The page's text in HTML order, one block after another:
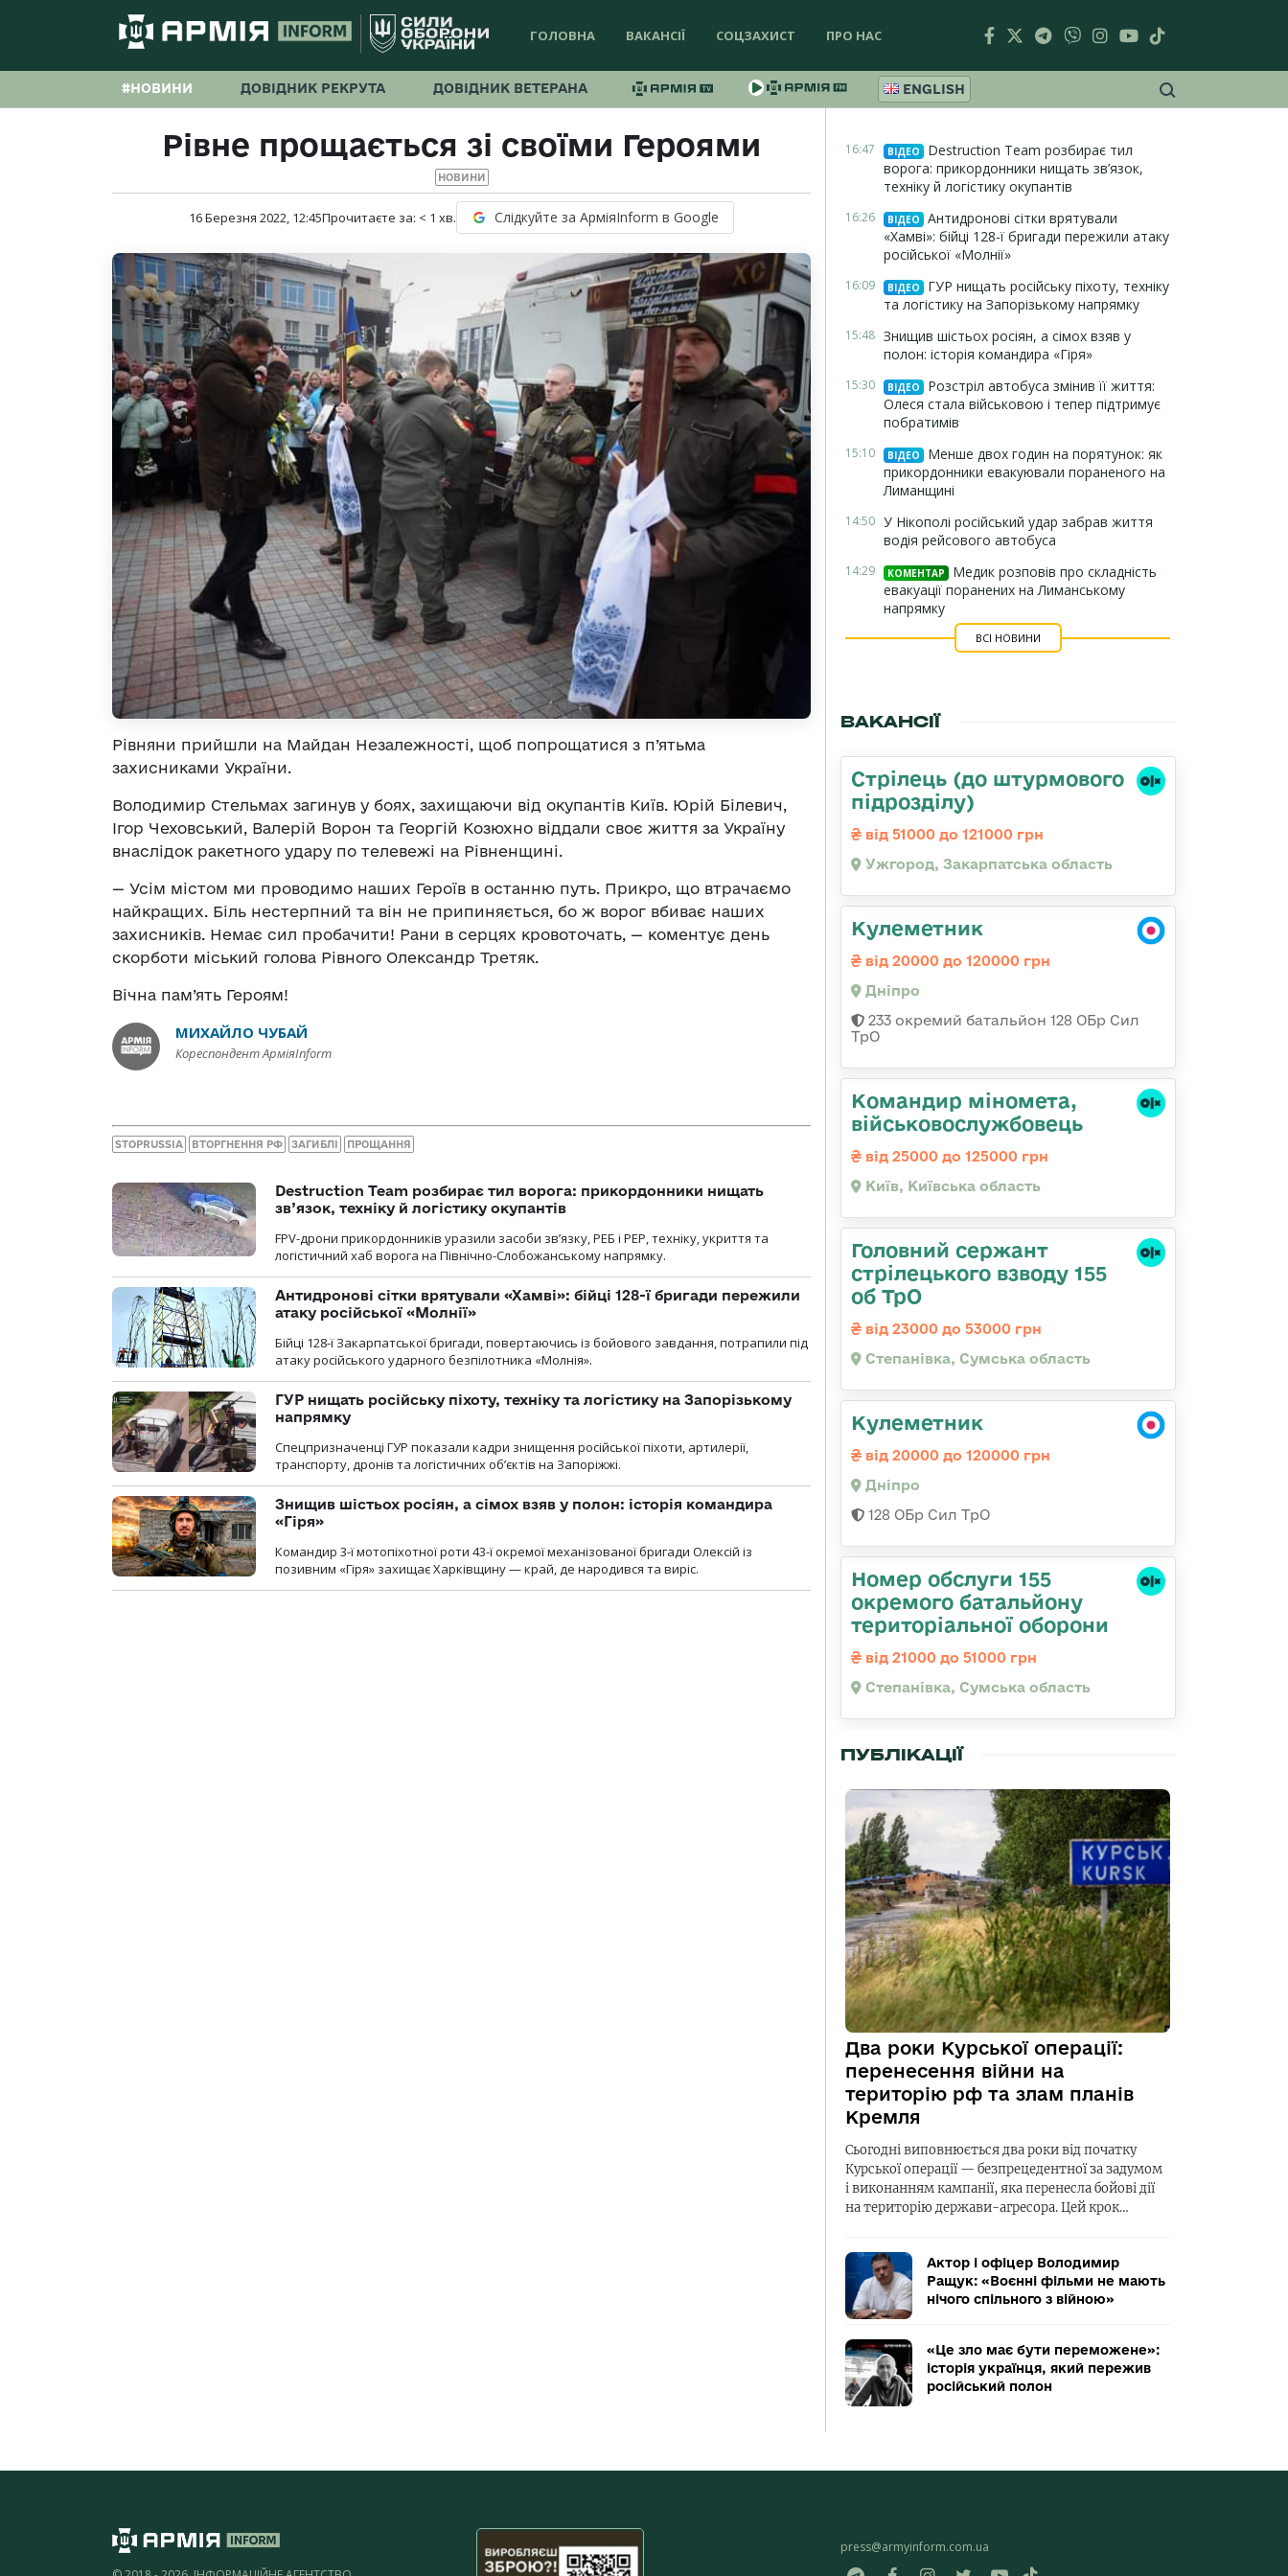
ГОЛОВНА ВАКАНСІЇ СОЦЗАХИСТ ПРО НАС
#НОВИНИ ДОВІДНИК РЕКРУТА ДОВІДНИК ВЕТЕРАНА ENGLISH
Рівне прощається зі своїми Героями
НОВИНИ
16 Березня 2022, 12:45Прочитаєте за: < 1 хв. Слідкуйте за АрміяInform в Google
Рівняни прийшли на Майдан Незалежності, щоб попрощатися з п’ятьма
захисниками України.
Володимир Стельмах загинув у боях, захищаючи від окупантів Київ. Юрій Білевич,
Ігор Чеховський, Валерій Ворон та Георгій Козюхно віддали своє життя за Україну
внаслідок ракетного удару по телевежі на Рівненщині.
— Усім містом ми проводимо наших Героїв в останню путь. Прикро, що втрачаємо
найкращих. Біль нестерпний та він не припиняється, бо ж ворог вбиває наших
захисників. Немає сил пробачити! Рани в серцях кровоточать, — коментує день
скорботи міський голова Рівного Олександр Третяк.
Вічна пам’ять Героям!
МИХАЙЛО ЧУБАЙ
Кореспондент АрміяInform
STOPRUSSIA ВТОРГНЕННЯ РФ ЗАГИБЛІ ПРОЩАННЯ
Destruction Team розбирає тил ворога: прикордонники нищать
зв’язок, техніку й логістику окупантів
FPV-дрони прикордонників уразили засоби зв’язку, РЕБ і РЕР, техніку, укриття та
логістичний хаб ворога на Північно-Слобожанському напрямку.
Антидронові сітки врятували «Хамві»: бійці 128-ї бригади пережили
атаку російської «Молнії»
Бійці 128-ї Закарпатської бригади, повертаючись із бойового завдання, потрапили під
атаку російського ударного безпілотника «Молнія».
ГУР нищать російську піхоту, техніку та логістику на Запорізькому
напрямку
Спецпризначенці ГУР показали кадри знищення російської піхоти, артилерії,
транспорту, дронів та логістичних об’єктів на Запоріжжі.
Знищив шістьох росіян, а сімох взяв у полон: історія командира
«Гіря»
Командир 3-ї мотопіхотної роти 43-ї окремої механізованої бригади Олексій із
позивним «Гіря» захищає Харківщину — край, де народився та виріс.
16:47 ВІДЕО
Destruction Team розбирає тил
ворога: прикордонники нищать зв’язок,
техніку й логістику окупантів
16:26 ВІДЕО
Антидронові сітки врятували
«Хамві»: бійці 128-ї бригади пережили атаку
російської «Молнії»
16:09 ВІДЕО
ГУР нищать російську піхоту, техніку
та логістику на Запорізькому напрямку
15:48 Знищив шістьох росіян, а сімох взяв у
полон: історія командира «Гіря»
15:30 ВІДЕО
Розстріл автобуса змінив її життя:
Олеся стала військовою і тепер підтримує
побратимів
15:10 ВІДЕО
Менше двох годин на порятунок: як
прикордонники евакуювали пораненого на
Лиманщині
14:50 У Нікополі російський удар забрав життя
водія рейсового автобуса
14:29 КОМЕНТАР
Медик розповів про складність
евакуації поранених на Лиманському
напрямку
ВСІ НОВИНИ
ВАКАНСІЇ
Стрілець (до штурмового
підрозділу)
від 51000 до 121000 грн
Ужгород, Закарпатська область
Кулеметник
від 20000 до 120000 грн
Дніпро
233 окремий батальйон 128 ОБр Сил
ТрО
Командиp міномета,
військовослужбовець
від 25000 до 125000 грн
Київ, Київська область
Головний сержант
стрілецького взводу 155
об ТрО
від 23000 до 53000 грн
Степанівка, Сумська область
Кулеметник
від 20000 до 120000 грн
Дніпро
128 ОБр Сил ТрО
Номер обслуги 155
окремого батальйону
територіальної оборони
від 21000 до 51000 грн
Степанівка, Сумська область
ПУБЛІКАЦІЇ
Два роки Курської операції:
перенесення війни на
територію рф та злам планів
Кремля
Сьогодні виповнюється два роки від початку
Курської операції — безпрецедентної за задумом
і виконанням кампанії, яка перенесла бойові дії
на територію держави-агресора. Цей крок…
Актор і офіцер Володимир
Ращук: «Воєнні фільми не мають
нічого спільного з війною»
«Це зло має бути переможене»:
історія українця, який пережив
російський полон
press@armyinform.com.ua